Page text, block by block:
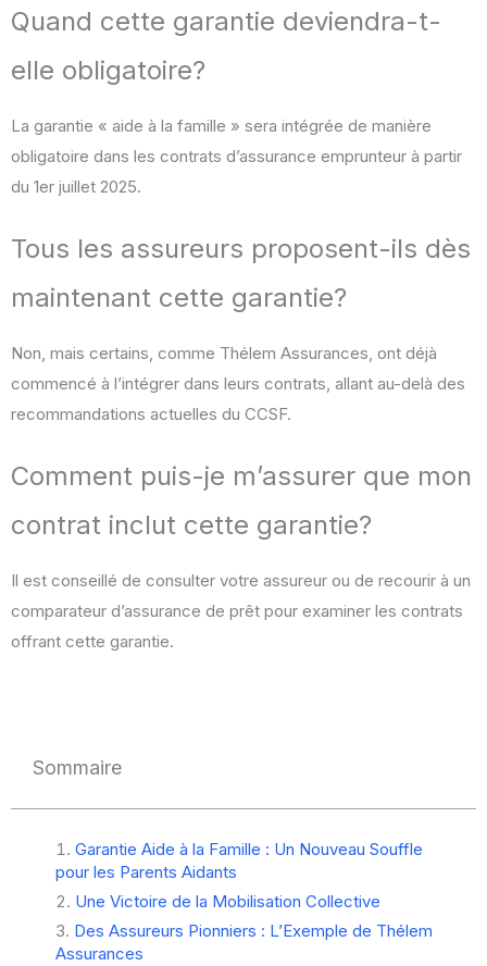
Quand cette garantie deviendra-t-
elle obligatoire?
La garantie « aide à la famille » sera intégrée de manière
obligatoire dans les contrats d’assurance emprunteur à partir
du 1er juillet 2025.
Tous les assureurs proposent-ils dès
maintenant cette garantie?
Non, mais certains, comme Thélem Assurances, ont déjà
commencé à l’intégrer dans leurs contrats, allant au-delà des
recommandations actuelles du CCSF.
Comment puis-je m’assurer que mon
contrat inclut cette garantie?
Il est conseillé de consulter votre assureur ou de recourir à un
comparateur d’assurance de prêt pour examiner les contrats
offrant cette garantie.
Sommaire
Garantie Aide à la Famille : Un Nouveau Souffle
pour les Parents Aidants
Une Victoire de la Mobilisation Collective
Des Assureurs Pionniers : L’Exemple de Thélem
Assurances